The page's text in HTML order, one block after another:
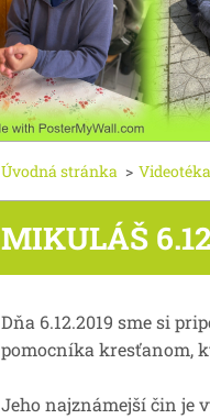
Úvodná stránka > Videotéka
MIKULÁŠ
Dňa 6.12.2019 sme si
pomocníka kresťanom,
Jeho najznámejší čin je